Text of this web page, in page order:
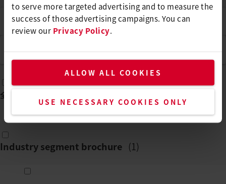
to serve more targeted advertising and to measure the
success of those advertising campaigns. You can
review our Privacy Policy.
ALLOW ALL COOKIES
USE NECESSARY COOKIES ONLY
类型
全选
Industry segment brochure (1)